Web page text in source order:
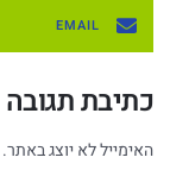
EMAIL
כתיבת תגובה
האימייל לא יוצג באתר.